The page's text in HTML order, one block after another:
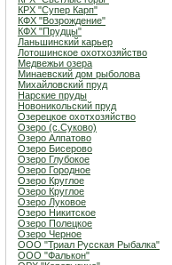
КРХ "Супер Карп"
КФХ "Возрождение"
КФХ "Прудцы"
Ланьшинский карьер
Лотошинское охотхозяйство
Медвежьи озера
Минаевский дом рыболова
Михайловский пруд
Нарские пруды
Новоникольский пруд
Озерецкое охотхозяйство
Озеро (c.Суково)
Озеро Алпатово
Озеро Бисерово
Озеро Глубокое
Озеро Городное
Озеро Круглое
Озеро Круглое
Озеро Луковое
Озеро Никитское
Озеро Полецкое
Озеро Черное
ООО "Триал Русская Рыбалка"
ООО "Фалькон"